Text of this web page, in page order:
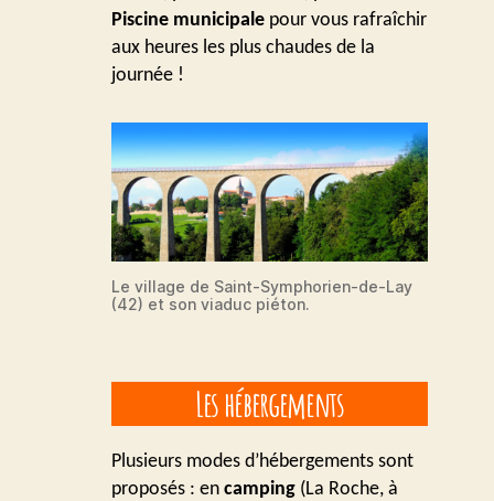
Piscine municipalepour vous rafraîchir
aux heures les plus chaudes de la
journée !
Le village de Saint-Symphorien-de-Lay
(42) et son viaduc piéton.
Les hébergements
Plusieurs modes d’hébergements sont
proposés : en camping(La Roche, à